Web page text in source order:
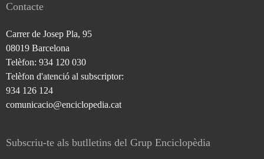
Contacte
Carrer de Josep Pla, 95
08019 Barcelona
Telèfon: 934 120 030
Telèfon d'atenció al subscriptor:
934 126 124
comunicacio@enciclopedia.cat
Subscriu-te als butlletins del Grup Enciclopèdia